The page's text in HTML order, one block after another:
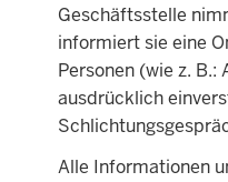
Geschäftsstelle
informiert sie eine
Personen (wie z.
ausdrücklich
Alle Informationen